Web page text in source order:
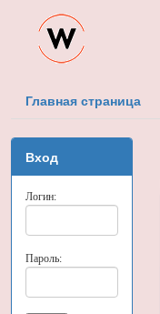
Главная страница
Вход
Логин:
Пароль: